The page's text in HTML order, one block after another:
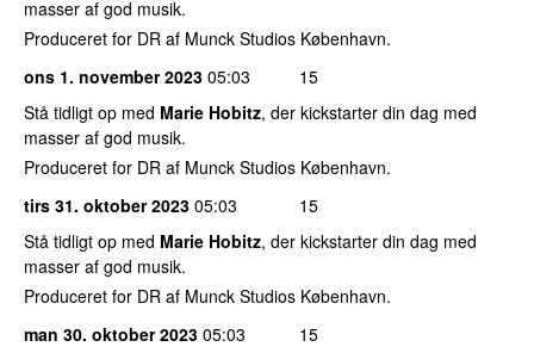
masser af god musik.
Produceret for DR af Munck Studios København.
ons 1. november 2023 05:03
15
Stå tidligt op med Marie Hobitz, der kickstarter din dag med
masser af god musik.
Produceret for DR af Munck Studios København.
tirs 31. oktober 2023 05:03
15
Stå tidligt op med Marie Hobitz, der kickstarter din dag med
masser af god musik.
Produceret for DR af Munck Studios København.
man 30. oktober 2023 05:03
15